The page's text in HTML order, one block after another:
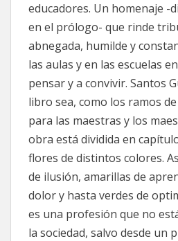
educadores. Un homenaje -
en el prólogo- que rinde
abnegada, humilde y
las aulas y en las escuelas
pensar y a convivir. Santos
libro sea, como los ramos
para las maestras y los
obra está dividida en
flores de distintos colores.
de ilusión, amarillas de
dolor y hasta verdes de
es una profesión que no
la sociedad, salvo desde un